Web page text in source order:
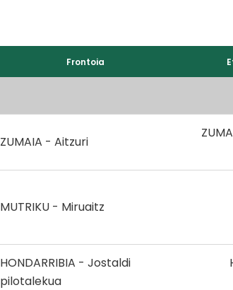
Frontoia
ZUMAIA - Aitzuri
MUTRIKU - Miruaitz
HONDARRIBIA - Jostaldi
pilotalekua